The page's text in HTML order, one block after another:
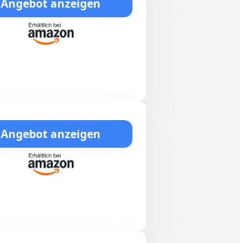
Angebot anzeigen
Angebot anzeigen